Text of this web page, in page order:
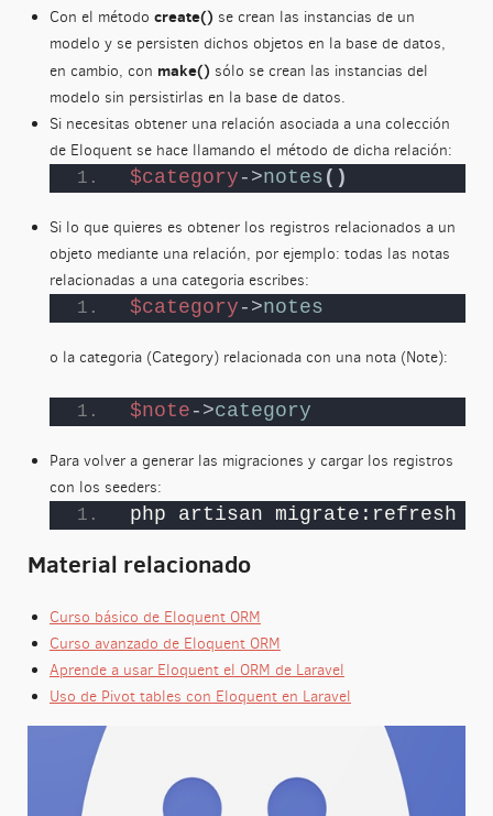
Con el método create() se crean las instancias de un
modelo y se persisten dichos objetos en la base de datos,
en cambio, con make() sólo se crean las instancias del
modelo sin persistirlas en la base de datos.
Si necesitas obtener una relación asociada a una colección
de Eloquent se hace llamando el método de dicha relación:
$category ->notes ()
Si lo que quieres es obtener los registros relacionados a un
objeto mediante una relación, por ejemplo: todas las notas
relacionadas a una categoria escribes:
$category ->notes
o la categoria (Category) relacionada con una nota (Note):
$note ->category
Para volver a generar las migraciones y cargar los registros
con los seeders:
php artisan migrate:refresh --
Material relacionado
Curso básico de Eloquent ORM
Curso avanzado de Eloquent ORM
Aprende a usar Eloquent el ORM de Laravel
Uso de Pivot tables con Eloquent en Laravel